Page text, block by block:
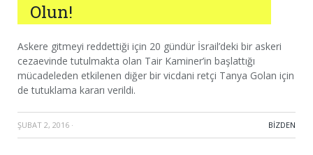
Olun!
Askere gitmeyi reddettiği için 20 gündür İsrail’deki bir askeri
cezaevinde tutulmakta olan Tair Kaminer’in başlattığı
mücadeleden etkilenen diğer bir vicdani retçi Tanya Golan için
de tutuklama kararı verildi.
ŞUBAT 2, 2016 · BIZDEN